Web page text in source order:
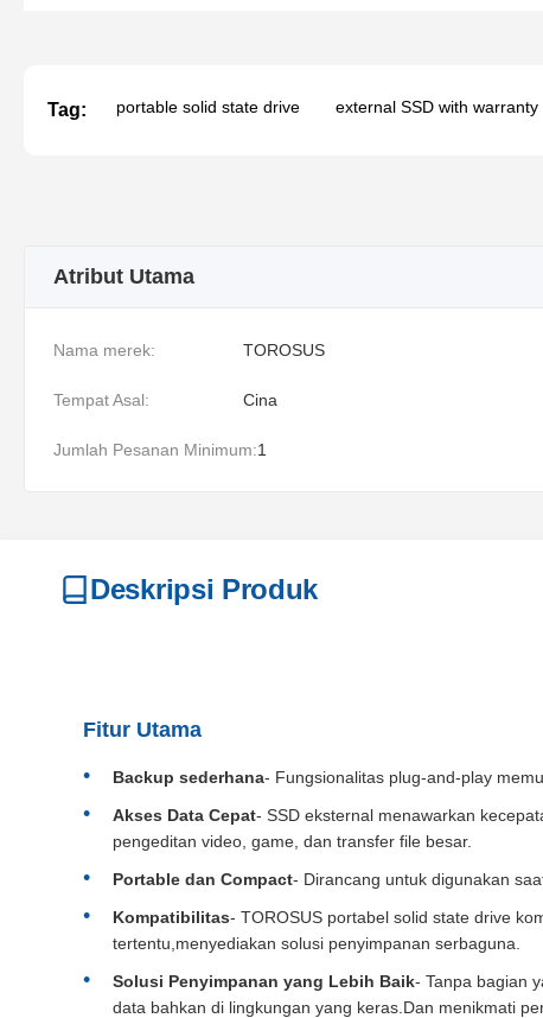
Tag: portable solid state drive external SSD with warranty
Atribut Utama
Nama merek: TOROSUS
Tempat Asal: Cina
Jumlah Pesanan Minimum:1
Deskripsi Produk
Fitur Utama
Backup sederhana- Fungsionalitas plug-and-play
Akses Data Cepat- SSD eksternal menawarkan
pengeditan video, game, dan transfer file besar.
Portable dan Compact- Dirancang untuk digunakan
Kompatibilitas- TOROSUS portabel solid state drive
tertentu,menyediakan solusi penyimpanan serbaguna.
Solusi Penyimpanan yang Lebih Baik- Tanpa bagian
data bahkan di lingkungan yang keras.Dan menikmati